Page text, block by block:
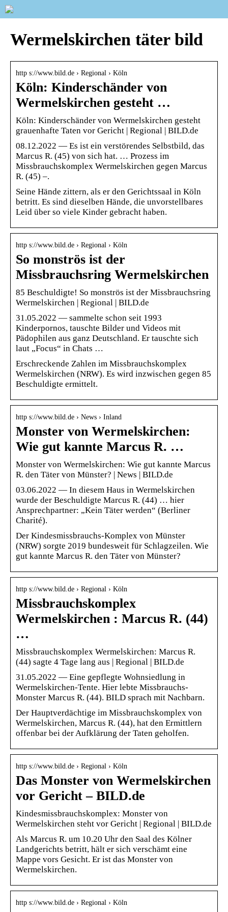
Wermelskirchen täter bild
http s://www.bild.de › Regional › Köln
Köln: Kinderschänder von
Wermelskirchen gesteht …
Köln: Kinderschänder von Wermelskirchen gesteht
grauenhafte Taten vor Gericht | Regional | BILD.de
08.12.2022 — Es ist ein verstörendes Selbstbild, das
Marcus R. (45) von sich hat. … Prozess im
Missbrauchskomplex Wermelskirchen gegen Marcus
R. (45) –.
Seine Hände zittern, als er den Gerichtssaal in Köln
betritt. Es sind dieselben Hände, die unvorstellbares
Leid über so viele Kinder gebracht haben.
http s://www.bild.de › Regional › Köln
So monströs ist der
Missbrauchsring Wermelskirchen
85 Beschuldigte! So monströs ist der Missbrauchsring
Wermelskirchen | Regional | BILD.de
31.05.2022 — sammelte schon seit 1993
Kinderpornos, tauschte Bilder und Videos mit
Pädophilen aus ganz Deutschland. Er tauschte sich
laut „Focus“ in Chats …
Erschreckende Zahlen im Missbrauchskomplex
Wermelskirchen (NRW). Es wird inzwischen gegen 85
Beschuldigte ermittelt.
http s://www.bild.de › News › Inland
Monster von Wermelskirchen:
Wie gut kannte Marcus R. …
Monster von Wermelskirchen: Wie gut kannte Marcus
R. den Täter von Münster? | News | BILD.de
03.06.2022 — In diesem Haus in Wermelskirchen
wurde der Beschuldigte Marcus R. (44) … hier
Ansprechpartner: „Kein Täter werden“ (Berliner
Charité).
Der Kindesmissbrauchs-Komplex von Münster
(NRW) sorgte 2019 bundesweit für Schlagzeilen. Wie
gut kannte Marcus R. den Täter von Münster?
http s://www.bild.de › Regional › Köln
Missbrauchskomplex
Wermelskirchen : Marcus R. (44)
…
Missbrauchskomplex Wermelskirchen: Marcus R.
(44) sagte 4 Tage lang aus | Regional | BILD.de
31.05.2022 — Eine gepflegte Wohnsiedlung in
Wermelskirchen-Tente. Hier lebte Missbrauchs-
Monster Marcus R. (44). BILD sprach mit Nachbarn.
Der Hauptverdächtige im Missbrauchskomplex von
Wermelskirchen, Marcus R. (44), hat den Ermittlern
offenbar bei der Aufklärung der Taten geholfen.
http s://www.bild.de › Regional › Köln
Das Monster von Wermelskirchen
vor Gericht – BILD.de
Kindesmissbrauchskomplex: Monster von
Wermelskirchen steht vor Gericht | Regional | BILD.de
Als Marcus R. um 10.20 Uhr den Saal des Kölner
Landgerichts betritt, hält er sich verschämt eine
Mappe vors Gesicht. Er ist das Monster von
Wermelskirchen.
http s://www.bild.de › Regional › Köln